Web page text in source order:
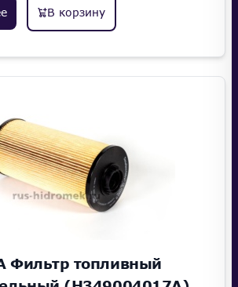
В корзину
Фильтр топливный